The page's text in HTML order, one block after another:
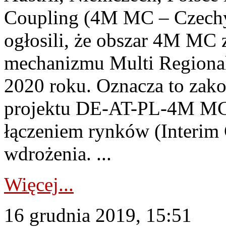
Coupling (4M MC –
ogłosili, że obszar 4M MC
mechanizmu Multi
2020 roku. Oznacza to
projektu DE-AT-PL-4M
łączeniem rynków
wdrożenia. ...
Więcej...
16 grudnia 2019, 15:51